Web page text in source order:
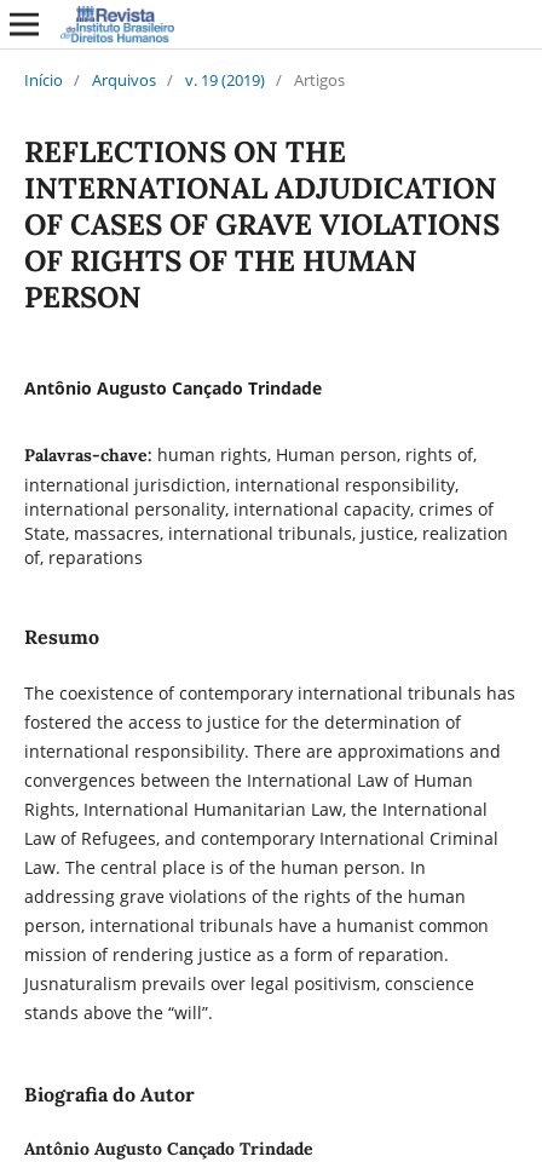
Início / Arquivos / v. 19 (2019) / Artigos
REFLECTIONS ON THE
INTERNATIONAL ADJUDICATION
OF CASES OF GRAVE VIOLATIONS
OF RIGHTS OF THE HUMAN
PERSON
Antônio Augusto Cançado Trindade
Palavras-chave: human rights, Human person, rights of,
international jurisdiction, international responsibility,
international personality, international capacity, crimes of
State, massacres, international tribunals, justice, realization
of, reparations
Resumo
The coexistence of contemporary international tribunals has
fostered the access to justice for the determination of
international responsibility. There are approximations and
convergences between the International Law of Human
Rights, International Humanitarian Law, the International
Law of Refugees, and contemporary International Criminal
Law. The central place is of the human person. In
addressing grave violations of the rights of the human
person, international tribunals have a humanist common
mission of rendering justice as a form of reparation.
Jusnaturalism prevails over legal positivism, conscience
stands above the “will”.
Biografia do Autor
Antônio Augusto Cançado Trindade